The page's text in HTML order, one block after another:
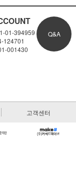
01-394959
124701
001430
Q&A
고객센터